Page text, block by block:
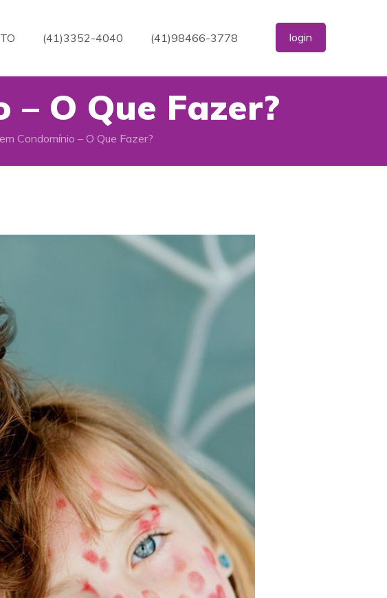
(41)3352-4040 (41)98466-3778 login
O Que Fazer?
Condomínio – O Que Fazer?